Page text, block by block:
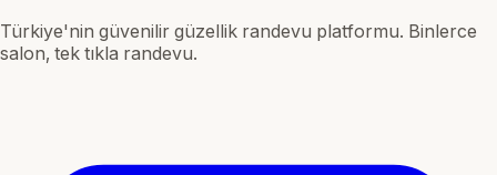
Türkiye'nin güvenilir güzellik randevu platformu. Binlerce
salon, tek tıkla randevu.